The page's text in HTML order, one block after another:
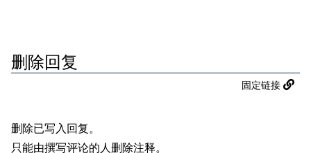
删除回复
固定链接
删除已写入回复。
只能由撰写评论的人删除注释。